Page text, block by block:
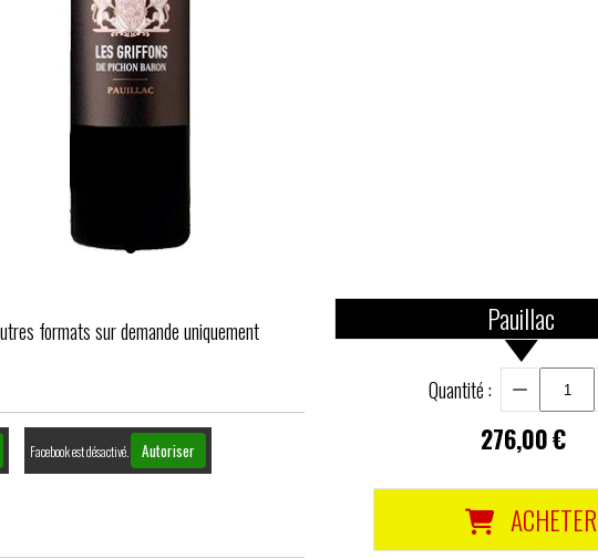
Pauillac
Quantité :
276,00€
ACHETER
formats sur demande uniquement
Facebook est désactivé. Autoriser